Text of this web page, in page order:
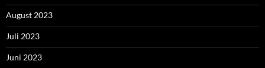
August 2023
Juli 2023
Juni 2023